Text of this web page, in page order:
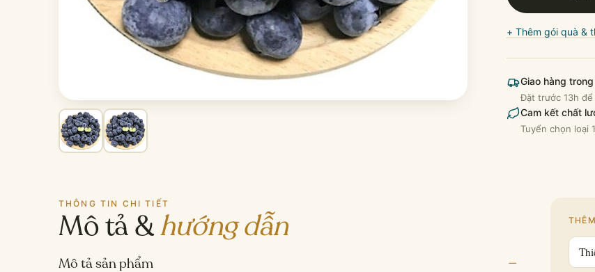
+ Thêm gói quà &
Giao hàng
Đặt trước 13h
Cam kết chất
Tuyển chọn loại
THÔNG TIN CHI TIẾT
Mô tả &hướng dẫn
Mô tả sản phẩm
–